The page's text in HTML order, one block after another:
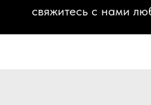
свяжитесь с нами